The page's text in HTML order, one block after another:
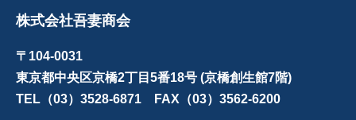
株式会社吾妻商会
〒104-0031
東京都中央区京橋2丁目5番18号 (京橋創生館7階)
TEL（03）3528-6871 FAX（03）3562-6200